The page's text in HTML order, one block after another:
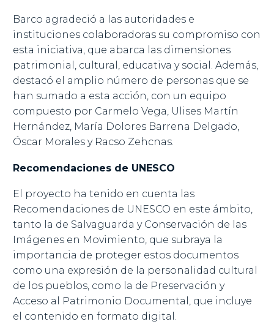
Barco agradeció a las autoridades e
instituciones colaboradoras su compromiso con
esta iniciativa, que abarca las dimensiones
patrimonial, cultural, educativa y social. Además,
destacó el amplio número de personas que se
han sumado a esta acción, con un equipo
compuesto por Carmelo Vega, Ulises Martín
Hernández, María Dolores Barrena Delgado,
Óscar Morales y Racso Zehcnas.
Recomendaciones de UNESCO
El proyecto ha tenido en cuenta las
Recomendaciones de UNESCO en este ámbito,
tanto la de Salvaguarda y Conservación de las
Imágenes en Movimiento, que subraya la
importancia de proteger estos documentos
como una expresión de la personalidad cultural
de los pueblos, como la de Preservación y
Acceso al Patrimonio Documental, que incluye
el contenido en formato digital.